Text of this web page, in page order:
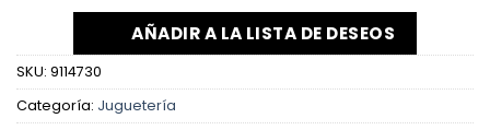
AÑADIR A LA LISTA DE DESEOS
SKU: 9114730
Categoría: Juguetería